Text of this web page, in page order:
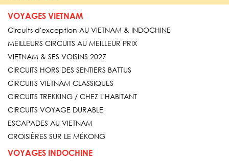
VOYAGES VIETNAM
Circuits d'exception AU VIETNAM & INDOCHINE
MEILLEURS CIRCUITS AU MEILLEUR PRIX
VIETNAM & SES VOISINS 2027
CIRCUITS HORS DES SENTIERS BATTUS
CIRCUITS VIETNAM CLASSIQUES
CIRCUITS TREKKING / CHEZ L'HABITANT
CIRCUITS VOYAGE DURABLE
ESCAPADES AU VIETNAM
CROISIÈRES SUR LE MÉKONG
VOYAGES INDOCHINE